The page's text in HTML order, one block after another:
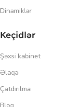
Dinamiklər
Keçidlər
Şəxsi kabinet
Əlaqə
Çatdırılma